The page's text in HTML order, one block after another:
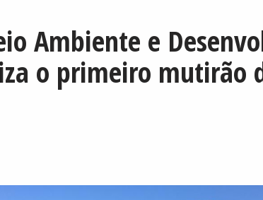
Ambiente e
o primeiro mutirão